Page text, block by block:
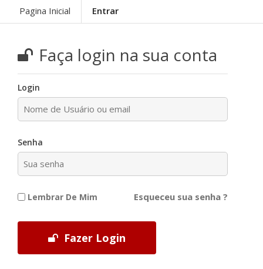
Pagina Inicial Entrar
Faça login na sua conta
Login
Senha
Lembrar De Mim Esqueceu sua senha ?
Fazer Login